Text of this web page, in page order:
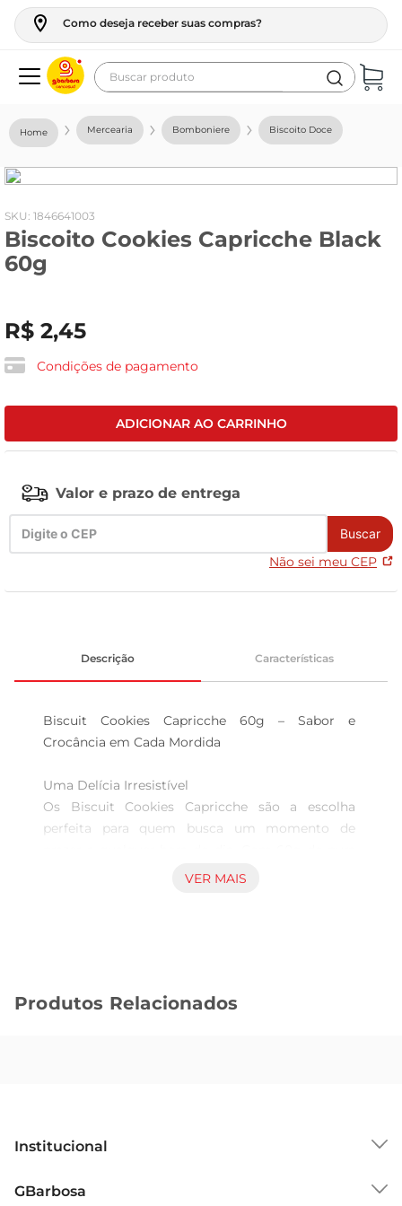
Como deseja receber suas compras?
Buscar produto
Mercearia Bomboniere Biscoito Doce
: 1846641003
Biscoito Cookies Capricche Black
60g
R$ 2,45
Condições de pagamento
ADICIONAR AO CARRINHO
Valor e prazo de entrega
Buscar
Não sei meu CEP
Descrição Características
Biscuit Cookies Capricche 60g – Sabor e
Crocância em Cada Mordida
Uma Delícia Irresistível
Os Biscuit Cookies Capricche são a escolha
perfeita para quem busca um momento de
crocância, esses biscoitos são ideais para
Ingredientes de Qualidade
experiência gastronômica única. Além disso, são
produto mais natural e saboroso.
VER MAIS
Produtos Relacionados
Institucional
Grupo Cencosud
GBarbosa
geladeira
fogao
café
cerveja
leite
vinho